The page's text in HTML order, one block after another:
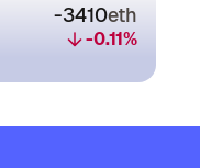
-3410eth
-0.11%